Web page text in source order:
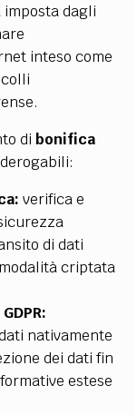
dagli
inteso come
dibonifica
verifica e
di dati
criptata
nativamente
dei dati fin
estese